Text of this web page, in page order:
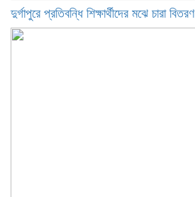
দুর্গাপুরে প্রতিবন্ধি শিক্ষার্থীদের মঝে চারা বিতরণ